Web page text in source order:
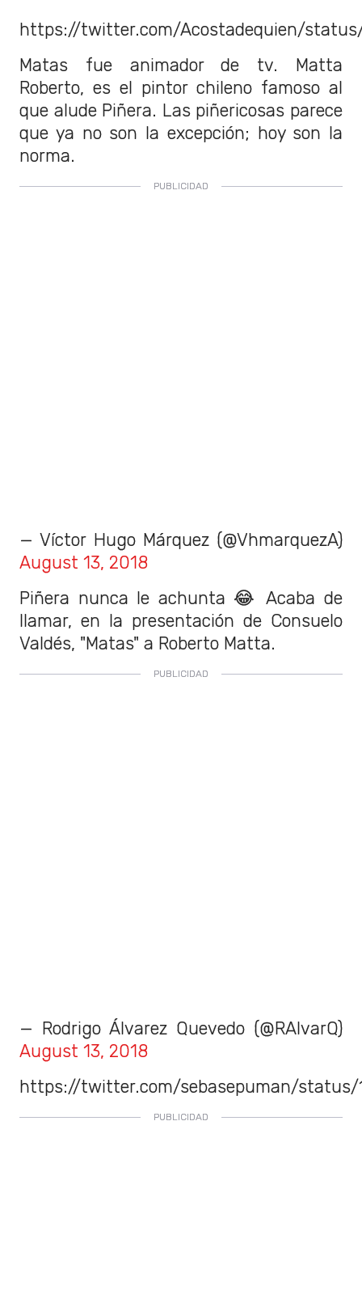
https://twitter.com/Acostadequien/status/
Matas fue animador de tv. Matta
Roberto, es el pintor chileno famoso al
que alude Piñera. Las piñericosas parece
que ya no son la excepción; hoy son la
norma.
— Víctor Hugo Márquez (@VhmarquezA)
August 13, 2018
Piñera nunca le achunta 😂 Acaba de
llamar, en la presentación de Consuelo
Valdés, "Matas" a Roberto Matta.
— Rodrigo Álvarez Quevedo (@RAlvarQ)
August 13, 2018
https://twitter.com/sebasepuman/status/